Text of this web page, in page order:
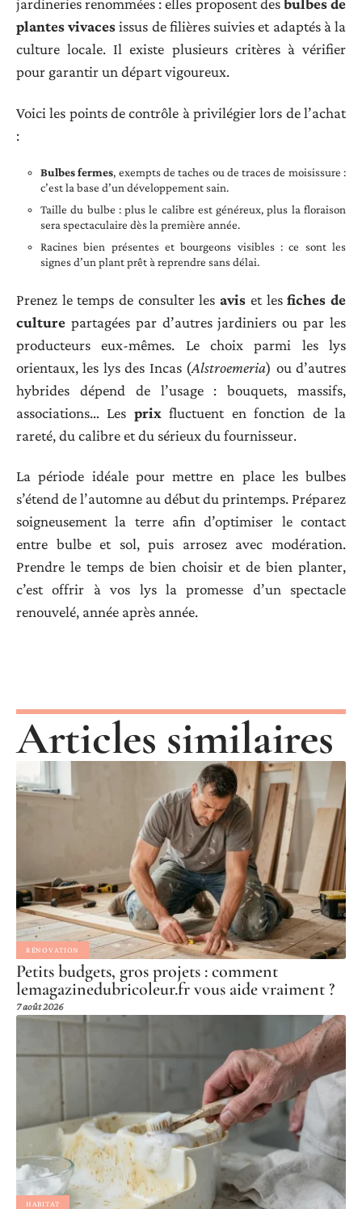
jardineries renommées : elles proposent des bulbes de
plantes vivacesissus de filières suivies et adaptés à la
culture locale. Il existe plusieurs critères à vérifier
pour garantir un départ vigoureux.
Voici les points de contrôle à privilégier lors de l’achat
:
Bulbes fermes, exempts de taches ou de traces de moisissure :
c’est la base d’un développement sain.
Taille du bulbe : plus le calibre est généreux, plus la floraison
sera spectaculaire dès la première année.
Racines bien présentes et bourgeons visibles : ce sont les
signes d’un plant prêt à reprendre sans délai.
Prenez le temps de consulter lesavis et lesfiches de
culture partagées par d’autres jardiniers ou par les
producteurs eux-mêmes. Le choix parmi les lys
orientaux, les lys des Incas (Alstroemeria) ou d’autres
hybrides dépend de l’usage : bouquets, massifs,
associations… Les prix fluctuent en fonction de la
rareté, du calibre et du sérieux du fournisseur.
La période idéale pour mettre en place les bulbes
s’étend de l’automne au début du printemps. Préparez
soigneusement la terre afin d’optimiser le contact
entre bulbe et sol, puis arrosez avec modération.
Prendre le temps de bien choisir et de bien planter,
c’est offrir à vos lys la promesse d’un spectacle
renouvelé, année après année.
Articles similaires
RÉNOVATION
Petits budgets, gros projets : comment
lemagazinedubricoleur.fr vous aide vraiment ?
7 août 2026
HABITAT